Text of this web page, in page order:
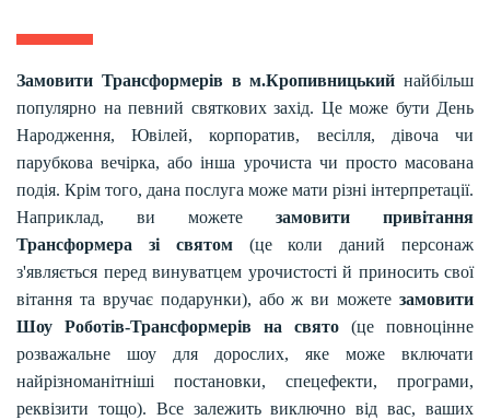
Замовити Трансформерів в м.Кропивницький найбільш
популярно на певний святкових захід. Це може бути День
Народження, Ювілей, корпоратив, весілля, дівоча чи
парубкова вечірка, або інша урочиста чи просто масована
подія. Крім того, дана послуга може мати різні інтерпретації.
Наприклад, ви можете замовити привітання
Трансформера зі святом(це коли даний персонаж
з'являється перед винуватцем урочистості й приносить свої
вітання та вручає подарунки), або ж ви можете замовити
Шоу Роботів-Трансформерів на свято (це повноцінне
розважальне шоу для дорослих, яке може включати
найрізноманітніші постановки, спецефекти, програми,
реквізити тощо). Все залежить виключно від вас, ваших